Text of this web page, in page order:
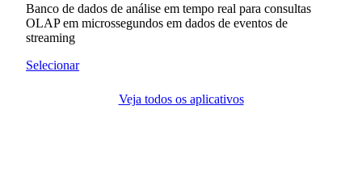
Banco de dados de análise em tempo real para consultas
OLAP em microssegundos em dados de eventos de
streaming
Selecionar
Veja todos os aplicativos